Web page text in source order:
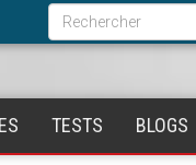
Formulaire
de
recherche
Rechercher
TESTS BLOGS